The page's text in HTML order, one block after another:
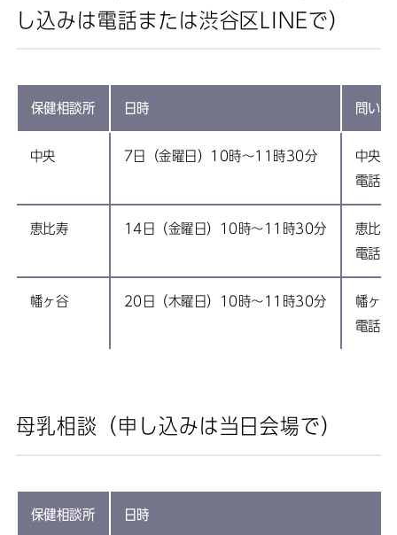
し込みは電話または渋谷区LINEで）
保健相談所 日時 問い
中央 7日（金曜日）10時～11時30分
中央
電話
恵比寿 14日（金曜日）10時～11時30分
恵比寿
電話
幡ヶ谷 20日（木曜日）10時～11時30分
幡ヶ
電話
母乳相談（申し込みは当日会場で）
保健相談所 日時